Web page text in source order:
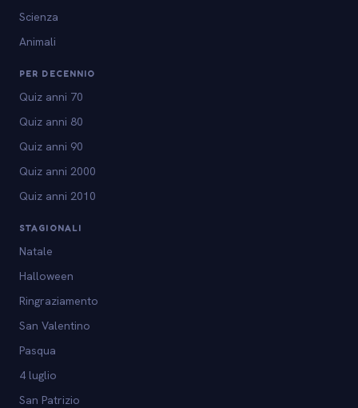
Scienza
Animali
PER DECENNIO
Quiz anni 70
Quiz anni 80
Quiz anni 90
Quiz anni 2000
Quiz anni 2010
STAGIONALI
Natale
Halloween
Ringraziamento
San Valentino
Pasqua
4 luglio
San Patrizio